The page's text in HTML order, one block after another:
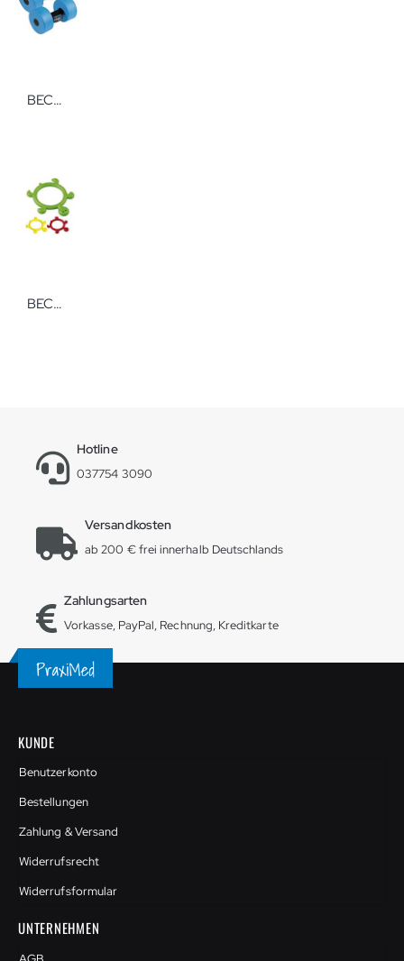
BECO Aqua Hanteln mit Schlaufengriff
BECO Diving Ring SCHILDI Tauchring In verschiedenen Farben
Hotline
037754 3090
Versandkosten
ab 200 € frei innerhalb Deutschlands
Zahlungsarten
Vorkasse, PayPal, Rechnung, Kreditkarte
KUNDE
Benutzerkonto
Bestellungen
Zahlung & Versand
Widerrufsrecht
Widerrufsformular
UNTERNEHMEN